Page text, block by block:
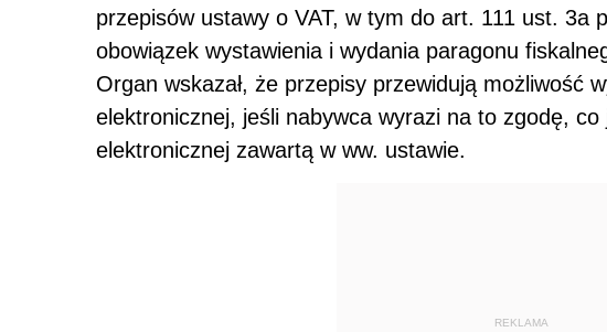
przepisów ustawy o VAT, w tym do art. 111 ust. 3a
obowiązek wystawienia i wydania paragonu
Organ wskazał, że przepisy przewidują możliwość
elektronicznej, jeśli nabywca wyrazi na to zgodę,
elektronicznej zawartą w ww. ustawie.
REKLAMA